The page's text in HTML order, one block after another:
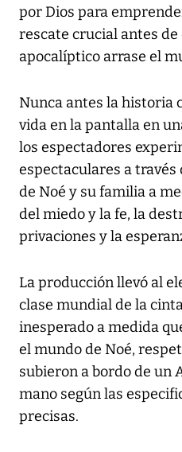
por Dios para
rescate crucial antes
apocalíptico arrase el
Nunca antes la historia
vida en la pantalla en
los espectadores
espectaculares a través
de Noé y su familia a
del miedo y la fe, la
privaciones y la
La producción llevó al
clase mundial de la
inesperado a medida
el mundo de Noé,
subieron a bordo de un
mano según las
precisas.